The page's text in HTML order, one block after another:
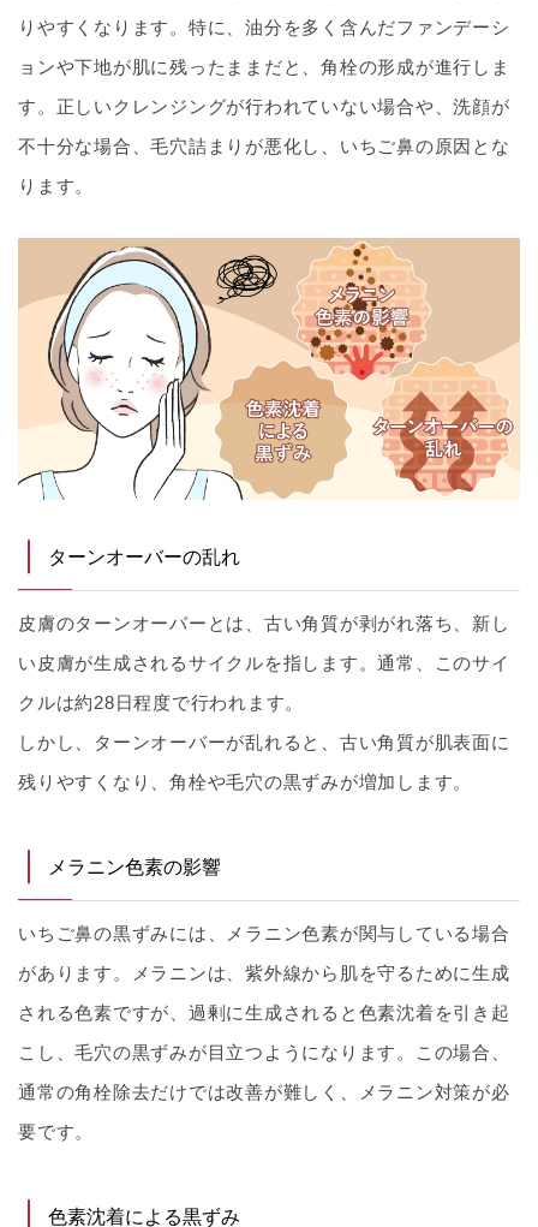
りやすくなります。特に、油分を多く含んだファンデーシ
ョンや下地が肌に残ったままだと、角栓の形成が進行しま
す。正しいクレンジングが行われていない場合や、洗顔が
不十分な場合、毛穴詰まりが悪化し、いちご鼻の原因とな
ります。
ターンオーバーの乱れ
皮膚のターンオーバーとは、古い角質が剥がれ落ち、新し
い皮膚が生成されるサイクルを指します。通常、このサイ
クルは約28日程度で行われます。
しかし、ターンオーバーが乱れると、古い角質が肌表面に
残りやすくなり、角栓や毛穴の黒ずみが増加します。
メラニン色素の影響
いちご鼻の黒ずみには、メラニン色素が関与している場合
があります。メラニンは、紫外線から肌を守るために生成
される色素ですが、過剰に生成されると色素沈着を引き起
こし、毛穴の黒ずみが目立つようになります。この場合、
通常の角栓除去だけでは改善が難しく、メラニン対策が必
要です。
色素沈着による黒ずみ